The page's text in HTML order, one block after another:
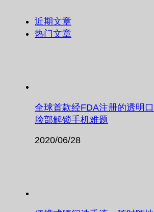
近期文章
热门文章
全球首款经FDA注册的透明
脸部解锁手机难题
2020/06/28